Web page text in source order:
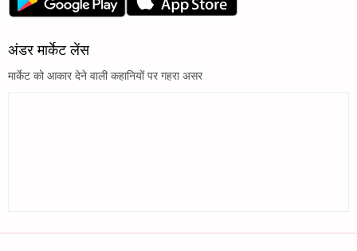
अंडर मार्केट लेंस
मार्केट को आकार देने वाली कहानियों पर गहरा असर